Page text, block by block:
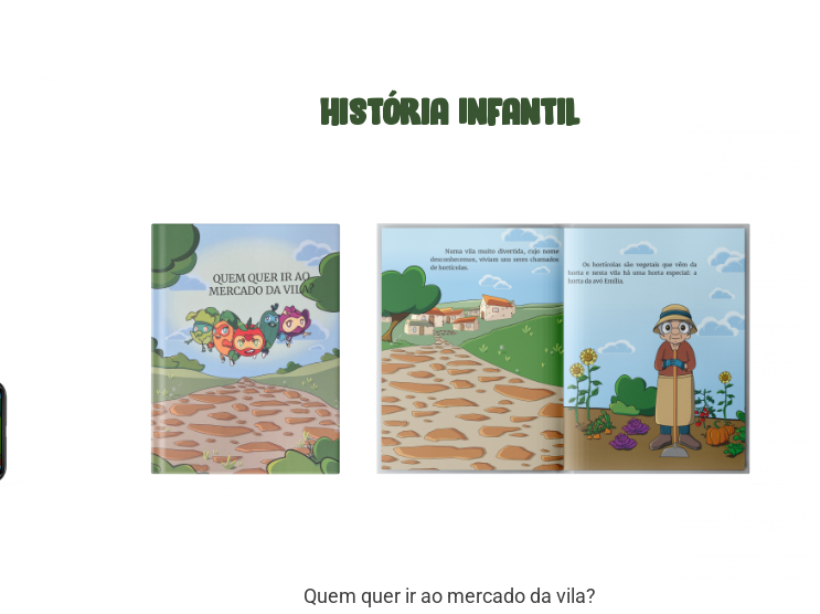
História Infantil
Quem quer ir ao mercado da vila?